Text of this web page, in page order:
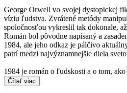
George Orwell vo svojej dystopickej
víziu ľudstva. Zvrátené metódy
spoločnosťou vykreslil tak dokonale,
Román bol pôvodne napísaný a
1984, ale jeho odkaz je pálčivo
patrí medzi najvýznamnejšie diela
1984 je román o ľudskosti a o tom,
Čítať viac